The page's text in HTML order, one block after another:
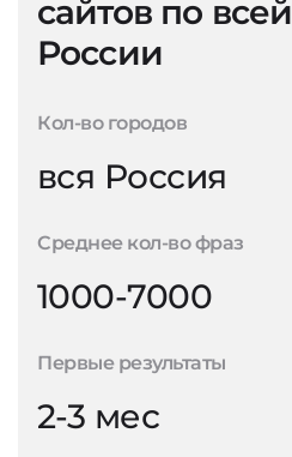
сайтов по всей
России
Кол-во городов
вся Россия
Среднее кол-во фраз
1000-7000
Первые результаты
2-3 мес